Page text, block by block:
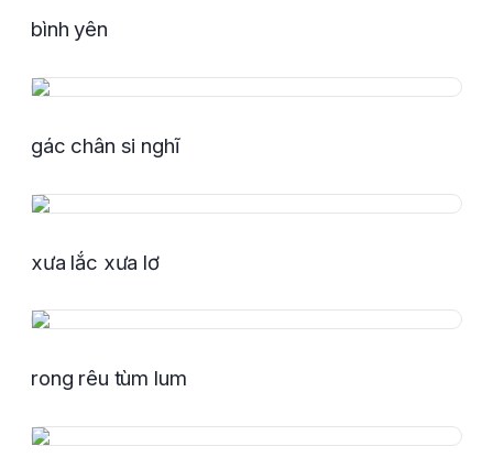
bình yên
gác chân si nghĩ
xưa lắc xưa lơ
rong rêu tùm lum